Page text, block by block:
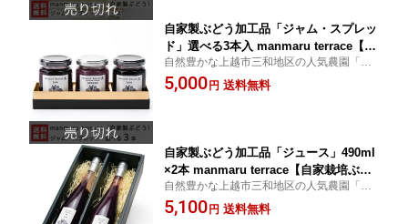
自家製ぶどう加工品「ジャム・スプレッ
ド」選べる3本入 manmaru terrace【自
家栽培ぶどう使用/マスカット・ベーリ
ーA/生搾り/葡萄/ブドウ】【送料無料】
自然豊かな上越市三和地区の人気農園「Am
aya farm」のマスカット・ベーリーAを生搾
りして作った、果実味のあふれる加工品シ
5,000 円 送料無料
自家製ぶどう加工品「ジュース」490ml
×2本 manmaru terrace【自家栽培ぶど
う使用/マスカット・ベーリーA/生搾り/
葡萄/ブドウ】【送料無料】
自然豊かな上越市三和地区の人気農園「Am
aya farm」のマスカット・ベーリーAを生搾
りして作った、果実味のあふれる加工品シ
5,100 円 送料無料